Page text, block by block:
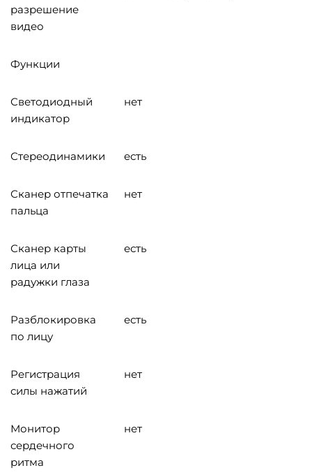
разрешение
видео
Функции
Светодиодный
индикатор
нет
Стереодинамики есть
Сканер отпечатка
пальца
нет
Сканер карты
лица или
радужки глаза
есть
Разблокировка
по лицу
есть
Регистрация
силы нажатий
нет
Монитор
сердечного
ритма
нет